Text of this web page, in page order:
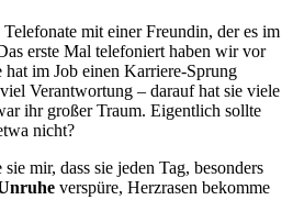
mit einer Freundin, der es im
erste Mal telefoniert haben wir vor
hat im Job einen Karriere-Sprung
Verantwortung – darauf hat sie viele
ihr großer Traum. Eigentlich sollte
nicht?
mir, dass sie jeden Tag, besonders
verspüre, Herzrasen bekomme